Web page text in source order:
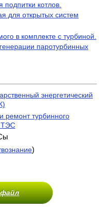
подпитки котлов.
для открытых систем
в комплекте с турбиной.
паротурбинных
энергетический
ремонт турбинного
ТЭС
)